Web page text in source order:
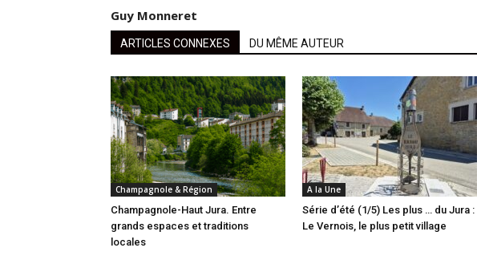
Guy Monneret
ARTICLES CONNEXES DU MÊME AUTEUR
Champagnole & Région
Champagnole-Haut Jura. Entre
grands espaces et traditions
locales
A la Une
Série d’été (1/5) Les plus … du Jura :
Le Vernois, le plus petit village